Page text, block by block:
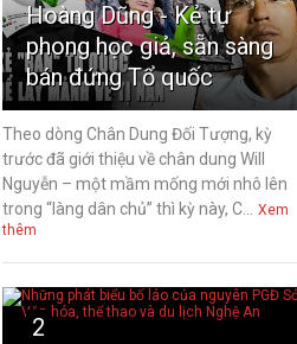
Hoàng Dũng - Kẻ tự
phong học giả, sẵn sàng
bán đứng Tổ quốc
Theo dòng Chân Dung Đối Tượng, kỳ
trước đã giới thiệu về chân dung Will
Nguyễn – một mầm mống mới nhô lên
trong “làng dân chủ” thì kỳ này, C...
Xem
thêm
2